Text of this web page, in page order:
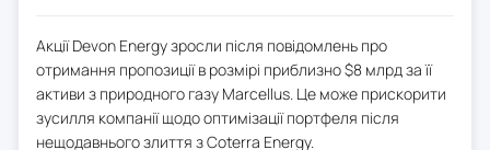
Акції Devon Energy зросли після повідомлень про
отримання пропозиції в розмірі приблизно $8 млрд за її
активи з природного газу Marcellus. Це може прискорити
зусилля компанії щодо оптимізації портфеля після
нещодавнього злиття з Coterra Energy.